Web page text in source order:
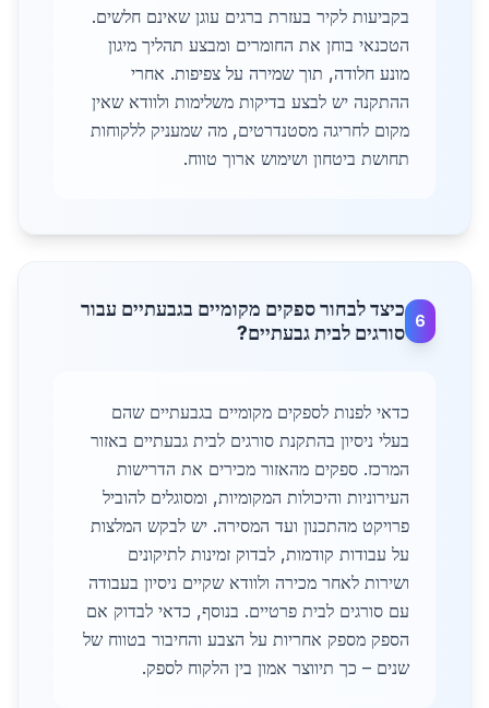
בקביעות לקיר בעזרת ברגים עוגן שאינם חלשים.
הטכנאי בוחן את החומרים ומבצע תהליך מיגון
מונע חלודה, תוך שמירה על צפיפות. אחרי
ההתקנה יש לבצע בדיקות משלימות ולוודא שאין
מקום לחריגה מסטנדרטים, מה שמעניק ללקוחות
תחושת ביטחון ושימוש ארוך טווח.
6
כיצד לבחור ספקים מקומיים בגבעתיים עבור
סורגים לבית גבעתיים?
כדאי לפנות לספקים מקומיים בגבעתיים שהם
בעלי ניסיון בהתקנת סורגים לבית גבעתיים באזור
המרכז. ספקים מהאזור מכירים את הדרישות
העירוניות והיכולות המקומיות, ומסוגלים להוביל
פרויקט מהתכנון ועד המסירה. יש לבקש המלצות
על עבודות קודמות, לבדוק זמינות לתיקונים
ושירות לאחר מכירה ולוודא שקיים ניסיון בעבודה
עם סורגים לבית פרטיים. בנוסף, כדאי לבדוק אם
הספק מספק אחריות על הצבע והחיבור בטווח של
שנים – כך תיווצר אמון בין הלקוח לספק.